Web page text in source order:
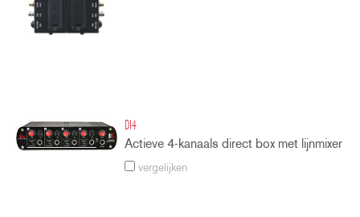
DI4
Actieve 4-kanaals direct box met lijnmixer
vergelijken